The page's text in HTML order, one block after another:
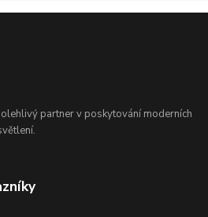
partner v poskytování moderních